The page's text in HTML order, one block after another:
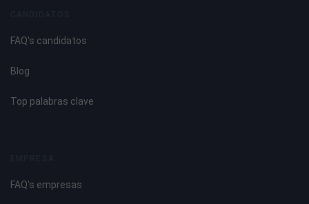
FAQ's candidatos
Blog
Top palabras clave
FAQ's empresas